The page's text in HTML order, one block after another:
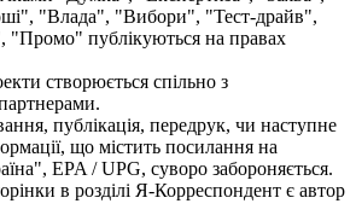
"Влада", "Вибори", "Тест-драйв",
"Промо" публікуються на правах
створюється спільно з
публікація, передрук, чи наступне
що містить посилання на
EPA / UPG, суворо забороняється.
в розділі Я-Корреспондент є автор